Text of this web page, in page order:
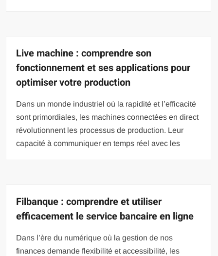
Live machine : comprendre son
fonctionnement et ses applications pour
optimiser votre production
Dans un monde industriel où la rapidité et l’efficacité
sont primordiales, les machines connectées en direct
révolutionnent les processus de production. Leur
capacité à communiquer en temps réel avec les
Filbanque : comprendre et utiliser
efficacement le service bancaire en ligne
Dans l’ère du numérique où la gestion de nos
finances demande flexibilité et accessibilité, les